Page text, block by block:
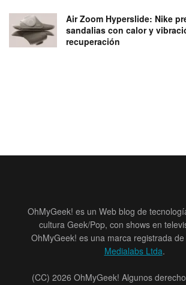
Air Zoom Hyperslide: Nike
sandalias con calor y
recuperación
OhMyGeek! es un Web blog de
cultura Geek/Pop, con shows en
OhMyGeek! es una marca registrada de
Medialabs Ltda.
(CC) 2026 OhMyGeek! Algunos